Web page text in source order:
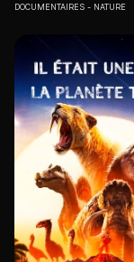
DOCUMENTAIRES NATURE